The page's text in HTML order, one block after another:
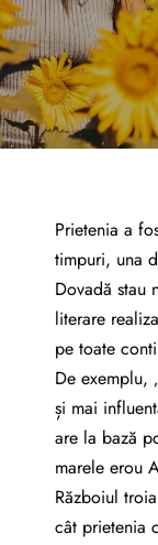
Prietenia a
timpuri, una
Dovadă stau
literare
pe toate
De exemplu,
și mai
are la bază
marele erou
Războiul
cât prietenia